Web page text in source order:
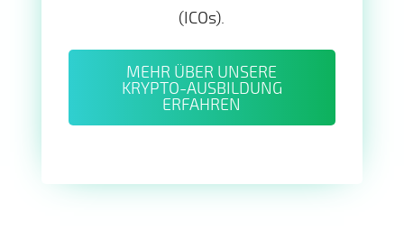
(ICOs).
MEHR ÜBER UNSERE
KRYPTO-AUSBILDUNG
ERFAHREN